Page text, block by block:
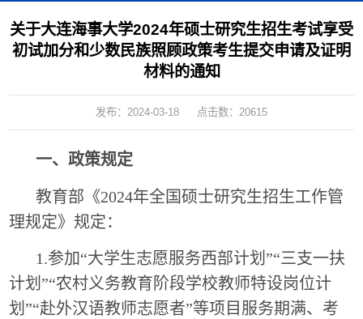
关于大连海事大学2024年硕士研究生招生考试享受
初试加分和少数民族照顾政策考生提交申请及证明
材料的通知
发布：2024-03-18 点击数：20615
一、政策规定
教育部《2024年全国硕士研究生招生工作管
理规定》规定：
1.参加“大学生志愿服务西部计划”“三支一扶
计划”“农村义务教育阶段学校教师特设岗位计
划”“赴外汉语教师志愿者”等项目服务期满、考